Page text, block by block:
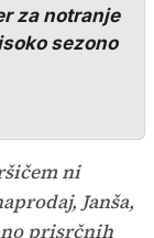
za notranje
sezono
ni
Janša,
prisrčnih